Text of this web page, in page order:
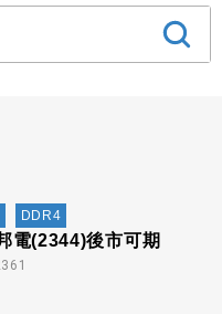
DDR4
電(2344)後市可期